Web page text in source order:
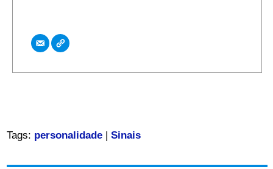
Tags: personalidade| Sinais